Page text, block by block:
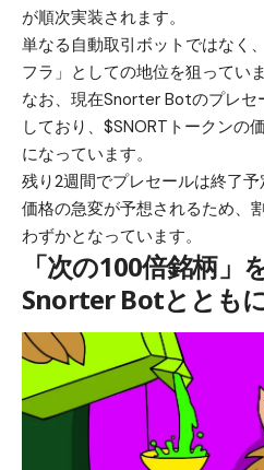
が順次実装されます。
単なる自動取引ボットではなく
フラ」としての地位を狙っていま
なお、現在Snorter Botのプレセ
しており、$SNORTトークンの
になっています。
残り2週間でプレセールは終了
価格の急変が予想されるため、
わずかとなっています。
「次の100倍銘柄」
Snorter Botととも